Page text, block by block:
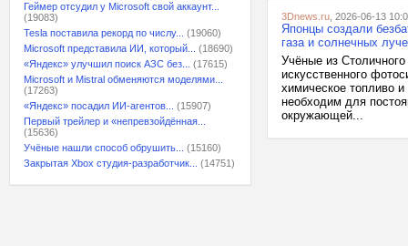
Геймер отсудил у Microsoft свой аккаунт...
(19083)
Tesla поставила рекорд по числу...
(19060)
Microsoft представила ИИ, который...
(18690)
«Яндекс» улучшил поиск АЗС без...
(17615)
Microsoft и Mistral обменяются моделями...
(17263)
«Яндекс» посадил ИИ-агентов...
(15907)
Первый трейлер и «непревзойдённая...
(15636)
Учёные нашли способ обрушить...
(15160)
Закрытая Xbox студия-разработчик...
(14751)
3Dnews.ru , 2026-06-13
Японцы создали
газа и солнечных
Учёные из
искусственного
химическое топливо
необходим для
окружающей...